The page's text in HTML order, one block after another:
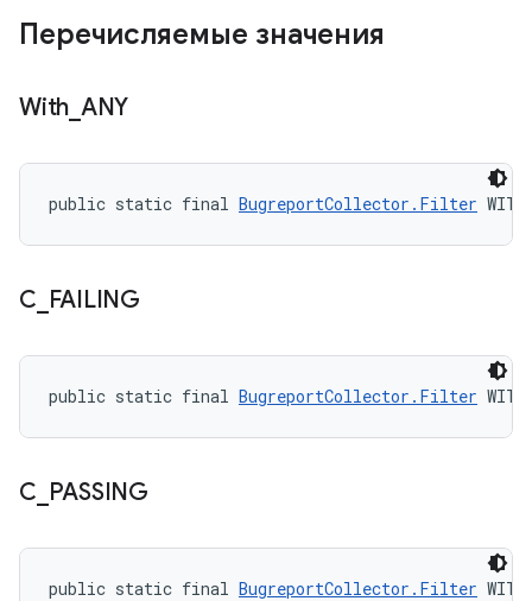
Перечисляемые значения
With ANY
public static final BugreportCollector.Filter
С FAILING
public static final BugreportCollector.Filter
С PASSING
public static final BugreportCollector.Filter